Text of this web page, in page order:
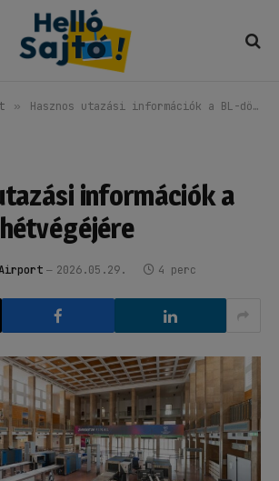
» Hasznos utazási információk a BL-döntő hétvégéjére
információk a
2026.05.29. 4 perc